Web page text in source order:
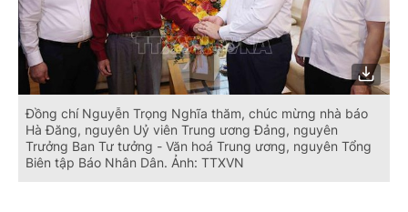
Đồng chí Nguyễn Trọng Nghĩa thăm, chúc mừng nhà báo
Hà Đăng, nguyên Uỷ viên Trung ương Đảng, nguyên
Trưởng Ban Tư tưởng - Văn hoá Trung ương, nguyên Tổng
Biên tập Báo Nhân Dân. Ảnh: TTXVN